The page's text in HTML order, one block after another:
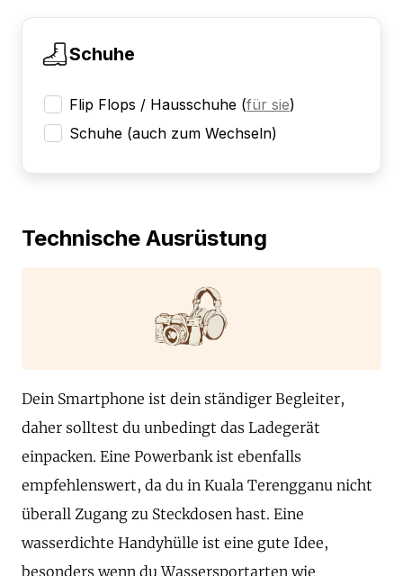
Schuhe
Flip Flops / Hausschuhe (für sie)
Schuhe (auch zum Wechseln)
Technische Ausrüstung
Dein Smartphone ist dein ständiger Begleiter,
daher solltest du unbedingt das Ladegerät
einpacken. Eine Powerbank ist ebenfalls
empfehlenswert, da du in Kuala Terengganu nicht
überall Zugang zu Steckdosen hast. Eine
wasserdichte Handyhülle ist eine gute Idee,
besonders wenn du Wassersportarten wie